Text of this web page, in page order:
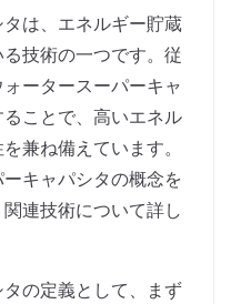
は、エネルギー貯蔵
技術の一つです。従
ータースーパーキャ
ことで、高いエネル
兼ね備えています。
キャパシタの概念を
連技術について詳し
の定義として、まず